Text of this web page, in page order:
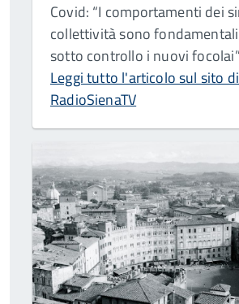
Covid: “I comportamenti dei
collettività sono
sotto controllo i nuovi
Leggi tutto l'articolo sul sito di
RadioSienaTV